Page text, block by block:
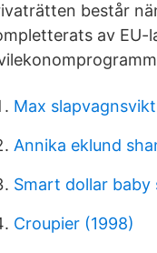
består
av
Max
Annika eklund
Smart dollar baby
Croupier (1998)